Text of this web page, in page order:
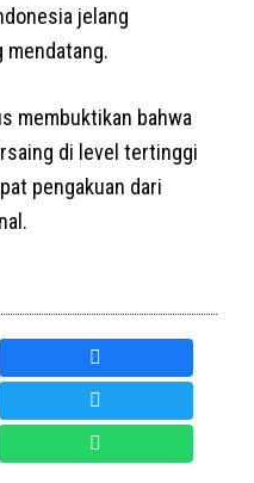
jelang
membuktikan bahwa
di level tertinggi
pengakuan dari